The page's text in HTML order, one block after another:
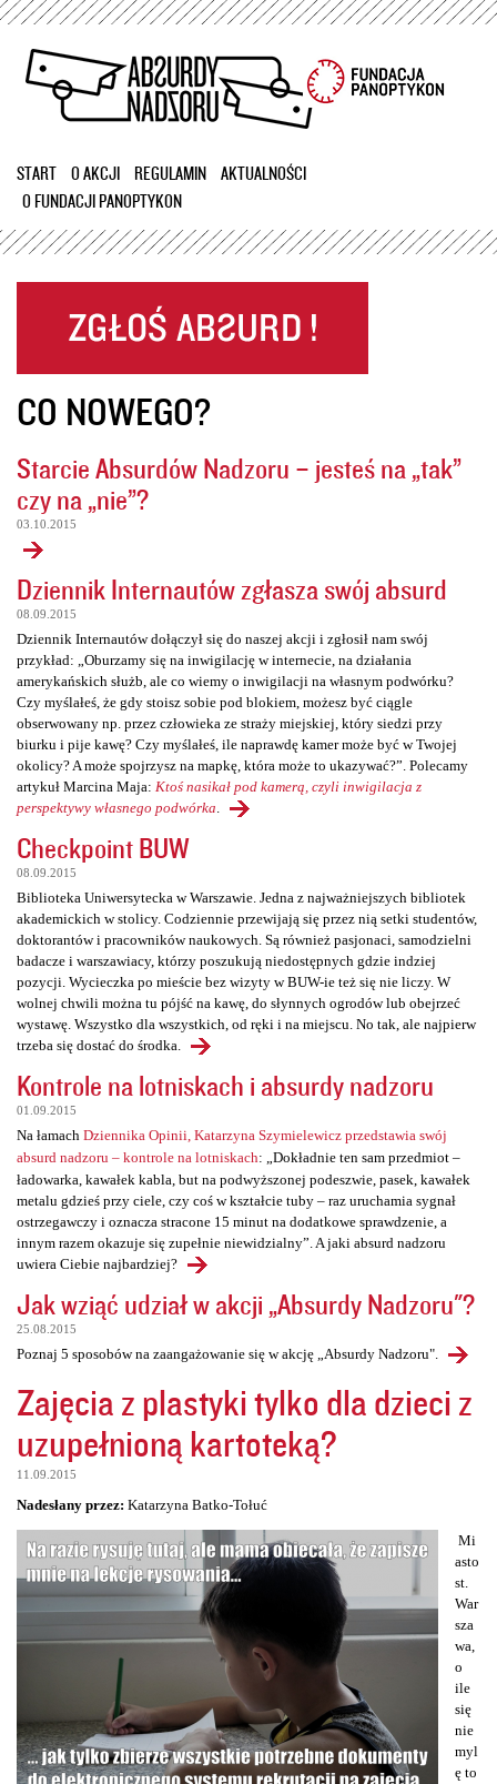
Przejdź
treści
START O AKCJI REGULAMIN
AKTUALNOŚCI
O FUNDACJI PANOPTYKON
CO NOWEGO?
Starcie Absurdów Nadzoru – jesteś na „tak”
czy na „nie”?
03.10.2015
Dziennik Internautów zgłasza swój absurd
08.09.2015
Dziennik Internautów dołączył się do naszej akcji i zgłosił nam swój
przykład: „Oburzamy się na inwigilację w internecie, na działania
amerykańskich służb, ale co wiemy o inwigilacji na własnym podwórku?
Czy myślałeś, że gdy stoisz sobie pod blokiem, możesz być ciągle
obserwowany np. przez człowieka ze straży miejskiej, który siedzi przy
biurku i pije kawę? Czy myślałeś, ile naprawdę kamer może być w Twojej
okolicy? A może spojrzysz na mapkę, która może to ukazywać?”. Polecamy
artykuł Marcina Maja: Ktoś nasikał pod kamerą, czyli inwigilacja z
perspektywy własnego podwórka
Checkpoint BUW
08.09.2015
Biblioteka Uniwersytecka w Warszawie. Jedna z najważniejszych bibliotek
akademickich w stolicy. Codziennie przewijają się przez nią setki studentów,
doktorantów i pracowników naukowych. Są również pasjonaci, samodzielni
badacze i warszawiacy, którzy poszukują niedostępnych gdzie indziej
pozycji. Wycieczka po mieście bez wizyty w BUW-ie też się nie liczy. W
wolnej chwili można tu pójść na kawę, do słynnych ogrodów lub obejrzeć
wystawę. Wszystko dla wszystkich, od ręki i na miejscu. No tak, ale najpierw
trzeba się dostać do środka.
Kontrole na lotniskach i absurdy nadzoru
01.09.2015
Na łamach Dziennika Opinii, Katarzyna Szymielewicz przedstawia swój
absurd nadzoru – kontrole na lotniskach: „Dokładnie ten sam przedmiot –
ładowarka, kawałek kabla, but na podwyższonej podeszwie, pasek, kawałek
metalu gdzieś przy ciele, czy coś w kształcie tuby – raz uruchamia sygnał
ostrzegawczy i oznacza stracone 15 minut na dodatkowe sprawdzenie, a
innym razem okazuje się zupełnie niewidzialny”. A jaki absurd nadzoru
uwiera Ciebie najbardziej?
Jak wziąć udział w akcji „Absurdy Nadzoru"?
25.08.2015
Poznaj 5 sposobów na zaangażowanie się w akcję „Absurdy Nadzoru".
Zajęcia z plastyki tylko dla dzieci z
uzupełnioną kartoteką?
11.09.2015
Nadesłany przez: Katarzyna Batko-Tołuć
Mi
asto
st.
War
sza
wa,
o
ile
się
nie
myl
ę to